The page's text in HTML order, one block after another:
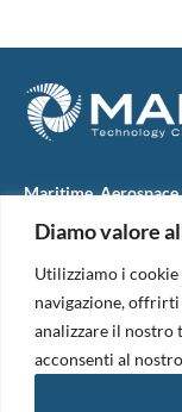
Diamo valore
Utilizziamo i
navigazione,
analizzare il nostro
acconsenti al
Maritime,
M.A.R.E. TC FVG
34074 Monfalcone
tel. +39 0481 723440
Codice Fiscale e
PEC:
Codice univoco per i